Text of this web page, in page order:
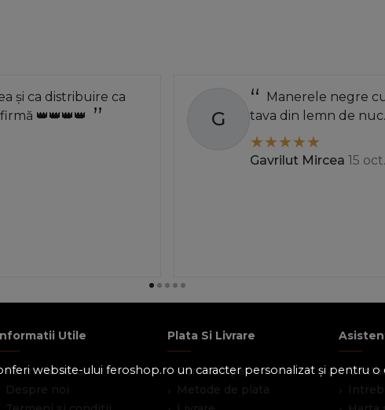
website-ului feroshop.ro un caracter personalizat și pentru o
și ca distribuire ca
👑👑👑👑
G
Manerele negre
tava din lemn de
Gavrilut Mircea 15
Utile
Formular retur
Despre noi
Plata Si Livrare
Cum cumpar
Metode de plata